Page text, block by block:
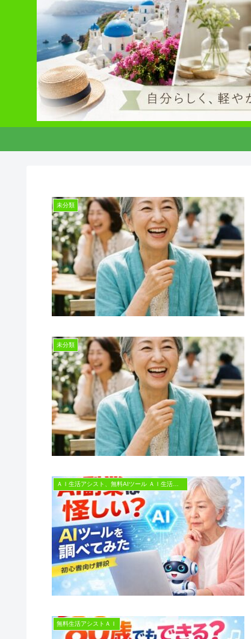
未分類
未分類
ＡＩ生活アシスト、無料AIツール ＡＩ生活アシスト、無料AIツール
無料生活アシストＡＩ